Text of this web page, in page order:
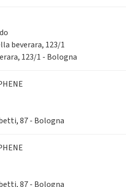
beverara, 123/1
123/1 - Bologna
87 - Bologna
87 - Bologna